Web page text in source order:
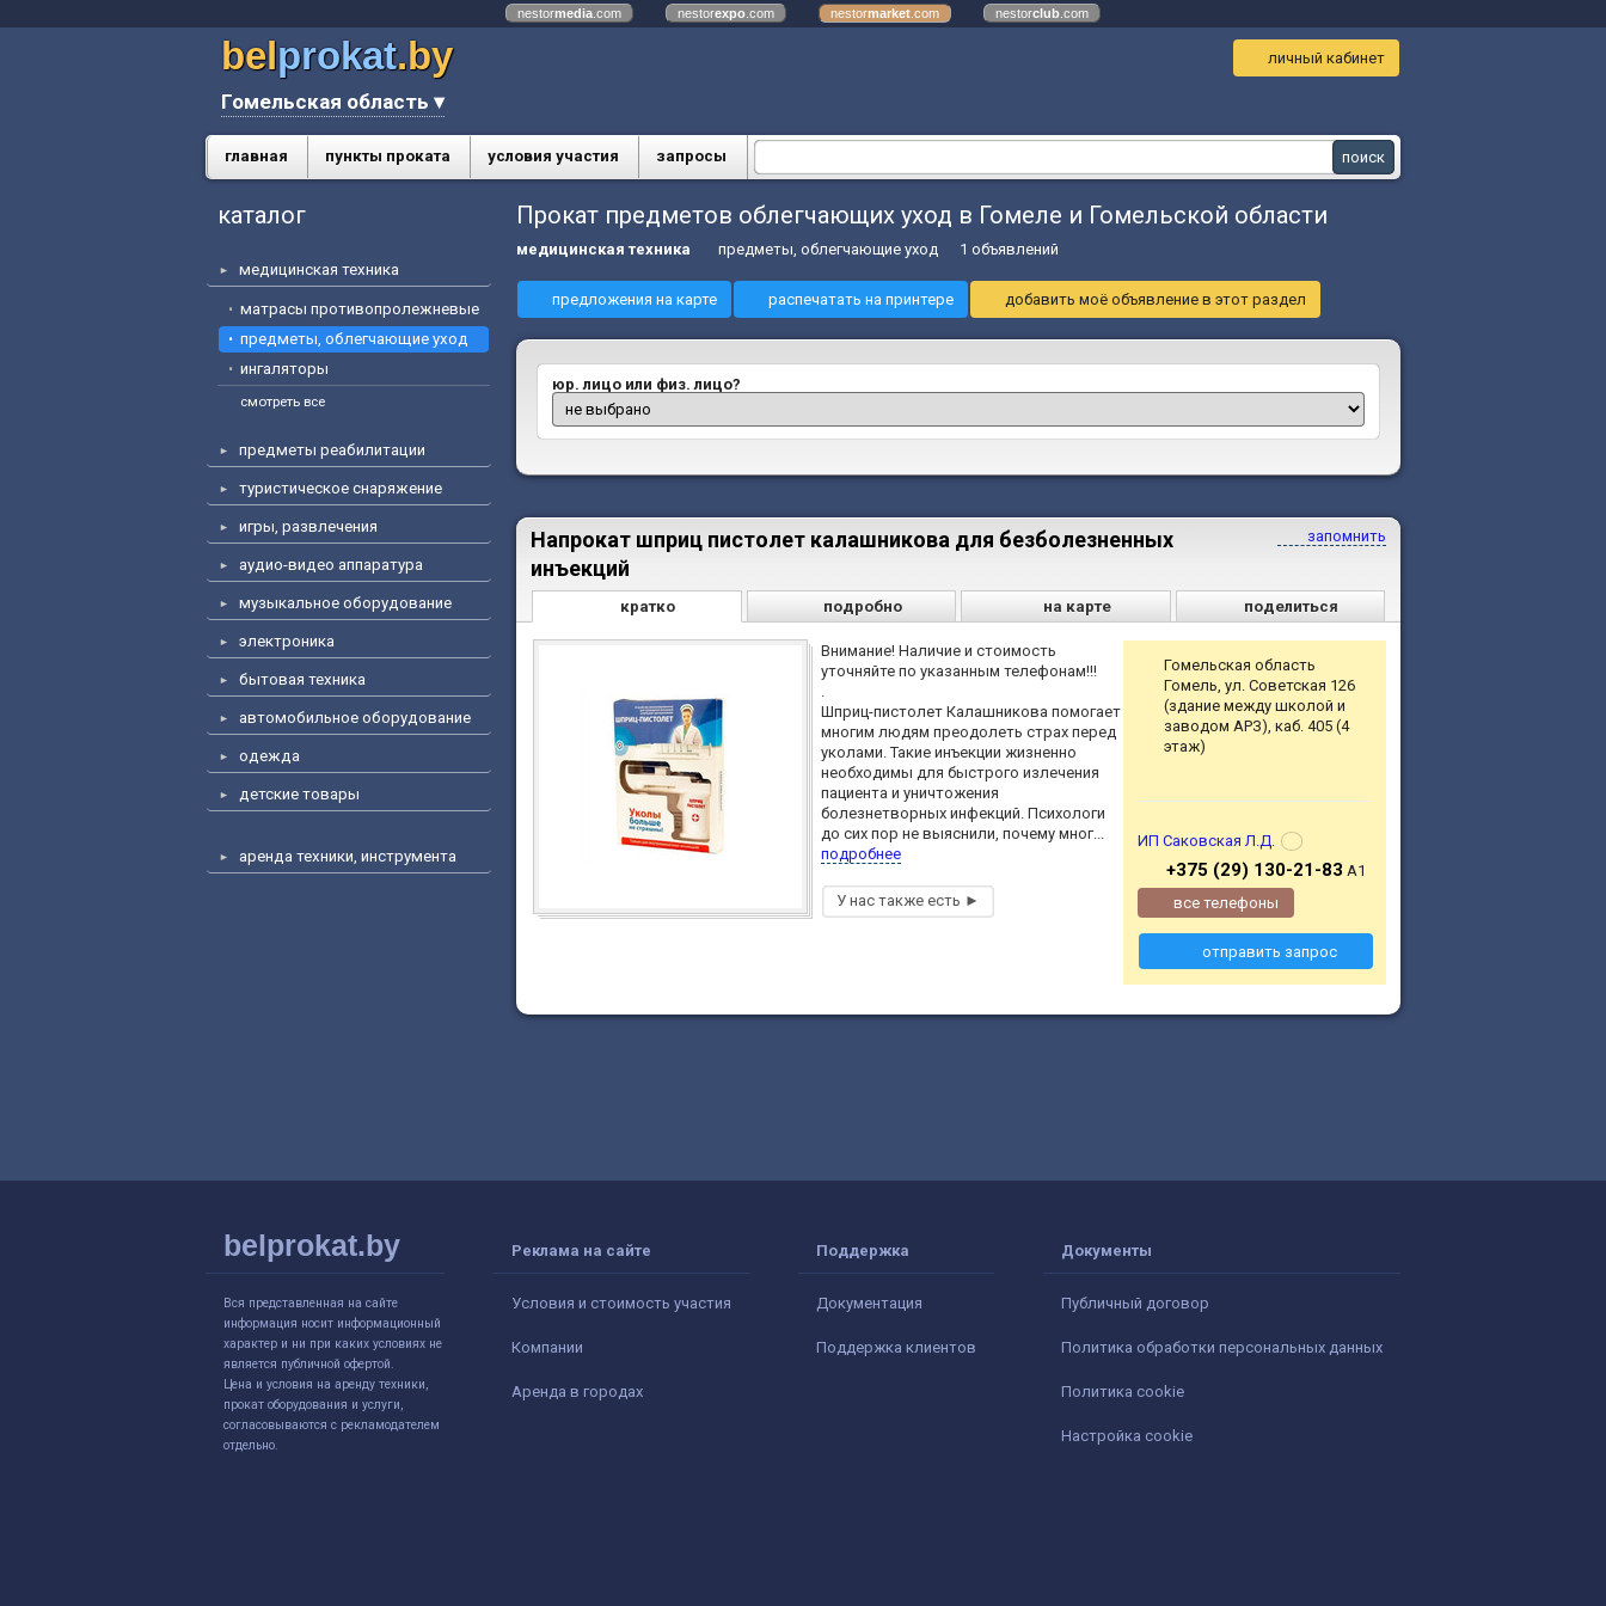
nestormedia .com nestorexpo .com nestormarket .com nestorclub .com
belprokat.by
Гомельская область ▾
личный кабинет
главная пункты проката условия участия запросы
каталог
медицинская техника
матрасы противопролежневые
предметы, облегчающие уход
ингаляторы
смотреть все
предметы реабилитации
туристическое снаряжение
игры, развлечения
аудио-видео аппаратура
музыкальное оборудование
электроника
бытовая техника
автомобильное оборудование
одежда
детские товары
аренда техники, инструмента
Прокат предметов облегчающих уход в Гомеле и Гомельской области
медицинская техника предметы, облегчающие уход 1 объявлений
предложения на карте распечатать на принтере добавить моё объявление в этот раздел
юр. лицо или физ. лицо?
запомнить
Напрокат шприц пистолет калашникова для безболезненных
инъекций
кратко подробно на карте поделиться
Внимание! Наличие и стоимость
уточняйте по указанным телефонам!!!
Шприц-пистолет Калашникова помогает
многим людям преодолеть страх перед
уколами. Такие инъекции жизненно
необходимы для быстрого излечения
пациента и уничтожения
болезнетворных инфекций. Психологи
до сих пор не выяснили, почему мног...
подробнее
Гомельская область
Гомель, ул. Советская 126
(здание между школой и
заводом АРЗ), каб. 405 (4
этаж)
ИП Саковская Л.Д.
+375 (29) 130-21-83 А1
все телефоны
отправить запрос
belprokat.by
Вся представленная на сайте
информация носит информационный
характер и ни при каких условиях не
является публичной офертой.
Цена и условия на аренду техники,
прокат оборудования и услуги,
согласовываются с рекламодателем
отдельно.
Реклама на сайте
Условия и стоимость участия
Компании
Аренда в городах
Поддержка
Документация
Поддержка клиентов
Документы
Публичный договор
Политика обработки персональных данных
Политика cookie
Настройка cookie